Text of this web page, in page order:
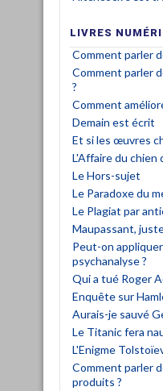
LIVRES
Comment parler
Comment parler
?
Comment
Demain est écrit
Et si les œuvres
L'Affaire du chien
Le Hors-sujet
Le Paradoxe du
Le Plagiat par
Maupassant,
Peut-on
psychanalyse ?
Qui a tué Roger
Enquête sur
Aurais-je sauvé
Le Titanic fera
L'Enigme
Comment parler
produits ?